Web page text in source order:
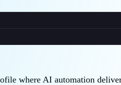
where AI automation